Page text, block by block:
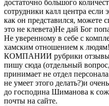
достаточно большого
сотрудники калл центра если
как он представился, можете
это не клевета)Не дай Бог
Не уверенному в себе с
хамским отношением к
КОМПАНИИ рубрики отзывы
пишу сюда (отдельный
принимает не отдел
не умеет этого делать?)и
до господина Шиманова к
почты на сайте.